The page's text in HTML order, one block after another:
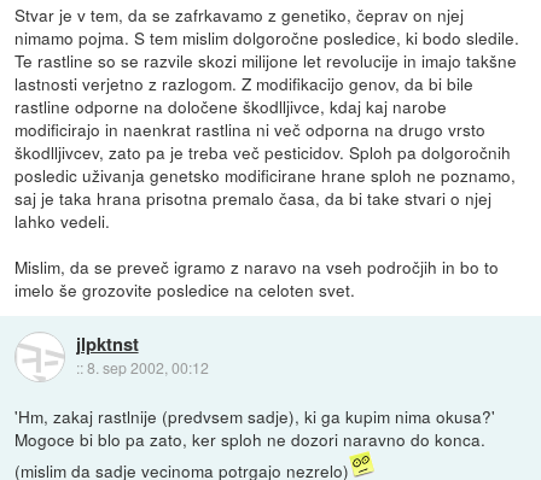
Stvar je v tem, da se zafrkavamo z genetiko, čeprav on njej
nimamo pojma. S tem mislim dolgoročne posledice, ki bodo sledile.
Te rastline so se razvile skozi milijone let revolucije in imajo takšne
lastnosti verjetno z razlogom. Z modifikacijo genov, da bi bile
rastline odporne na določene škodlljivce, kdaj kaj narobe
modificirajo in naenkrat rastlina ni več odporna na drugo vrsto
škodlljivcev, zato pa je treba več pesticidov. Sploh pa dolgoročnih
posledic uživanja genetsko modificirane hrane sploh ne poznamo,
saj je taka hrana prisotna premalo časa, da bi take stvari o njej
lahko vedeli.
Mislim, da se preveč igramo z naravo na vseh področjih in bo to
imelo še grozovite posledice na celoten svet.
jlpktnst
::8. sep 2002, 00:12
'Hm, zakaj rastlnije (predvsem sadje), ki ga kupim nima okusa?'
Mogoce bi blo pa zato, ker sploh ne dozori naravno do konca.
(mislim da sadje vecinoma potrgajo nezrelo)